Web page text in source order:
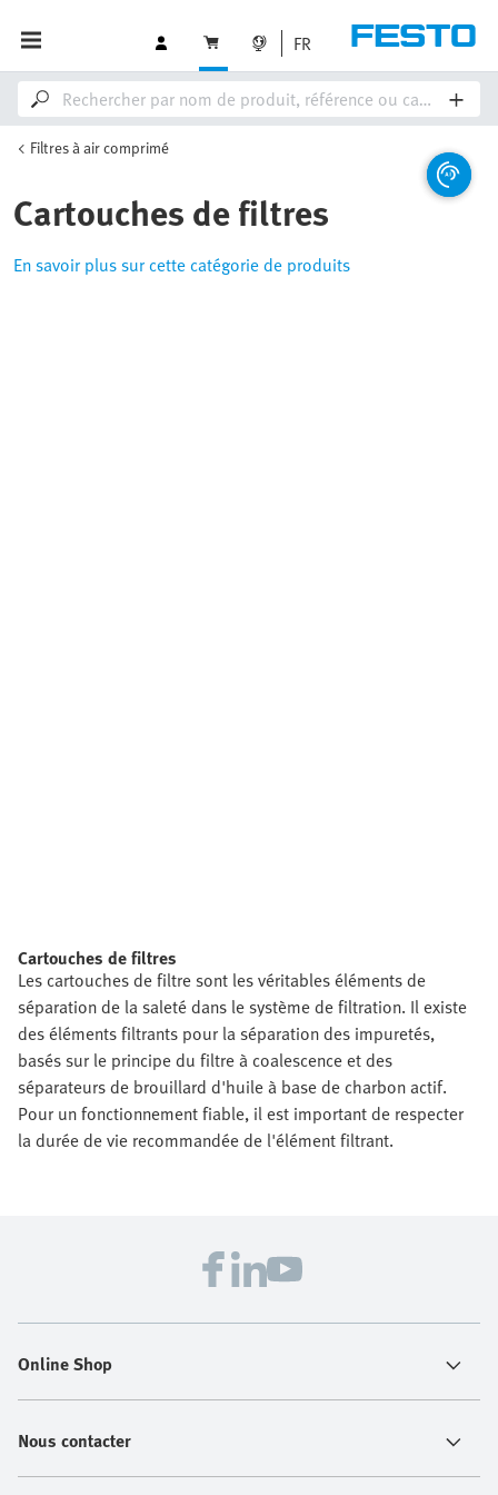
FR
Filtres à air comprimé
Cartouches de filtres
En savoir plus sur cette catégorie de produits
Cartouches de filtres
Les cartouches de filtre sont les véritables éléments de
séparation de la saleté dans le système de filtration. Il existe
des éléments filtrants pour la séparation des impuretés,
basés sur le principe du filtre à coalescence et des
séparateurs de brouillard d'huile à base de charbon actif.
Pour un fonctionnement fiable, il est important de respecter
la durée de vie recommandée de l'élément filtrant.
Online Shop
Nous contacter